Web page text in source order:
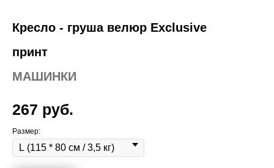
Кресло - груша велюр Exclusive
принт
МАШИНКИ
267 руб.
Размер: